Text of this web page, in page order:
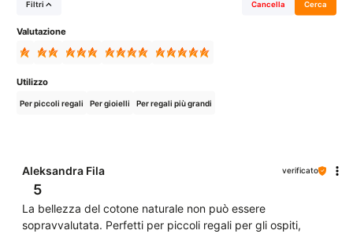
Filtri Cancella Cerca
Valutazione
Utilizzo
Per piccoli regali Per gioielli Per regali più grandi
Aleksandra Fila verificato
5
La bellezza del cotone naturale non può essere
sopravvalutata. Perfetti per piccoli regali per gli ospiti,